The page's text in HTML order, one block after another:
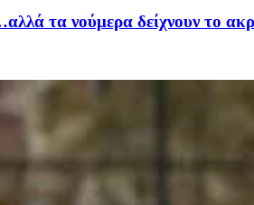
τα νούμερα δείχνουν το